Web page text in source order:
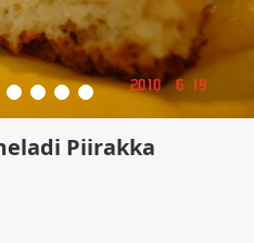
Piirakka